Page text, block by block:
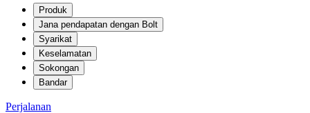
Produk
Jana pendapatan dengan Bolt
Syarikat
Keselamatan
Sokongan
Bandar
Perjalanan